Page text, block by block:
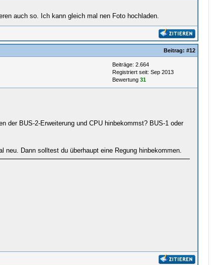
auch so. Ich kann gleich mal nen Foto hochladen.
Beitrag: #12
Beiträge: 2.664
Registriert seit: Sep 2013
Bewertung 31
der BUS-2-Erweiterung und CPU hinbekommst? BUS-1 oder
Dann solltest du überhaupt eine Regung hinbekommen.